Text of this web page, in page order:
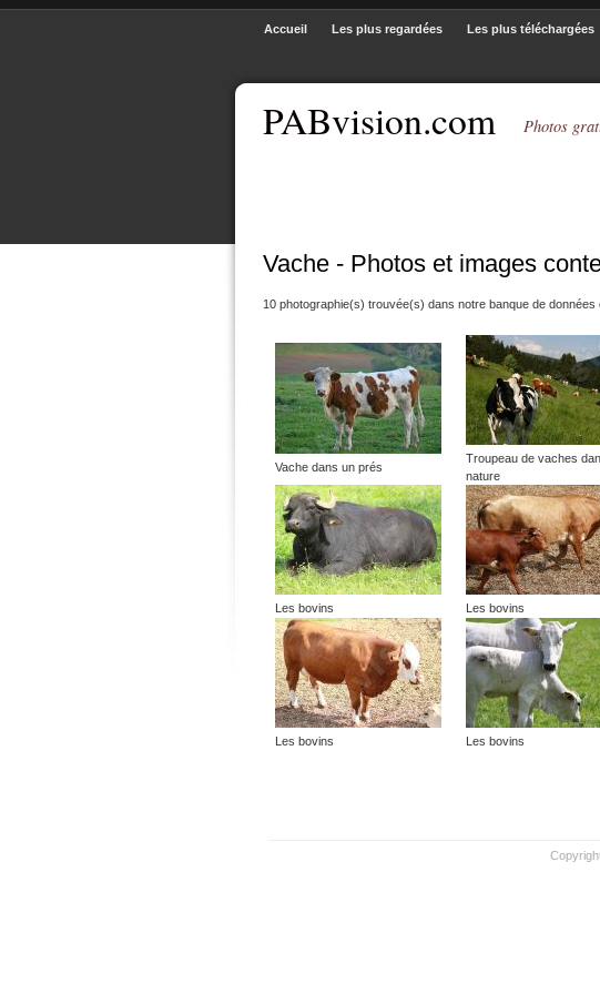
PABvision.com Photos
Accueil Les plus regardées Les plus téléchargées
Vache - Photos et images
10 photographie(s) trouvée(s) dans notre banque de données
Vache dans un prés
Troupeau de vaches
nature
Les bovins Les bovins
Les bovins Les bovins